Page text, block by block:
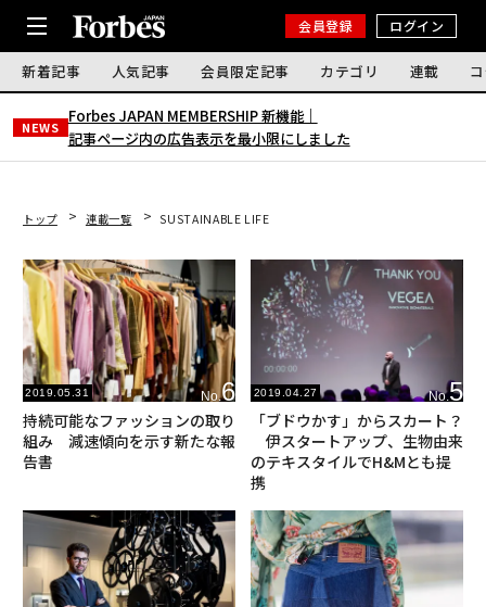
会員登録 ログイン
新着記事 人気記事 会員限定記事 カテゴリ 連載
NEWS
Forbes JAPAN MEMBERSHIP 新機能｜
記事ページ内の広告表示を最小限にしました
トップ 連載一覧 SUSTAINABLE LIFE
2019.05.31 No.6
持続可能なファッションの取り
組み 減速傾向を示す新たな報
告書
2019.04.27 No.5
「ブドウかす」からスカート？
伊スタートアップ、生物由来
のテキスタイルでH&Mとも提
携